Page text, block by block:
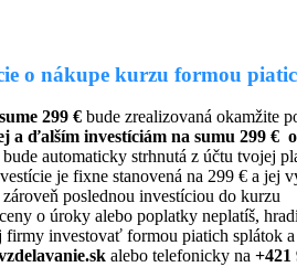
o nákupe kurzu formou
299 € bude zrealizovaná okamžite
a ďalším investíciám na sumu 299 €
bude automaticky strhnutá z účtu tvojej
je fixne stanovená na 299 € a jej
zároveň poslednou investíciou do kurzu
o úroky alebo poplatky neplatíš,
investovať formou piatich splátok
alebo telefonicky na +421